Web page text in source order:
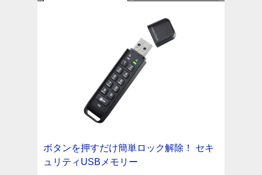
ボタンを押すだけ簡単ロック解除！
セキ
ュリティUSBメモリー